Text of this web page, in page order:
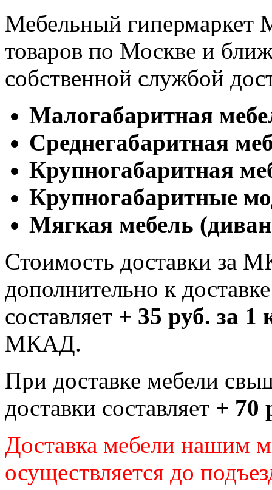
Мебельный гипермаркет
товаров по Москве и
собственной службой
Малогабаритная
Cреднегабаритная
Крупногабаритная
Крупногабаритные
Мягкая мебель
Стоимость доставки за
дополнительно к
составляет + 35 руб. за 1
МКАД.
При доставке мебели
доставки составляет + 70
Доставка мебели нашим
осуществляется до